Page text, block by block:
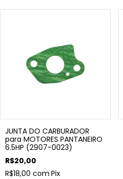
JUNTA DO CARBURADOR
para MOTORES PANTANEIRO
6.5HP (2907-0023)
R$20,00
R$18,00 com Pix